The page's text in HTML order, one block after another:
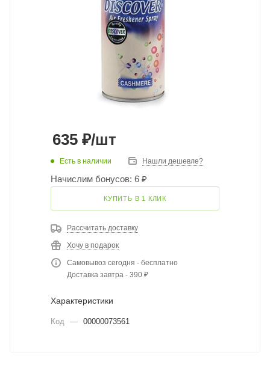
635 ₽/шт
Есть в наличии Нашли дешевле?
Начислим бонусов: 6 ₽
КУПИТЬ В 1 КЛИК
Рассчитать доставку
Хочу в подарок
Самовывоз сегодня - бесплатно
Доставка завтра - 390 ₽
Характеристики
Код — 00000073561